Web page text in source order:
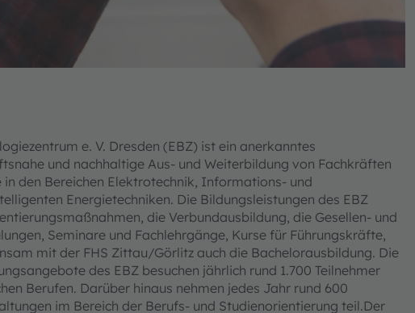
e. V. Dresden (EBZ) ist ein anerkanntes
und nachhaltige Aus- und Weiterbildung von Fachkräften
den Bereichen Elektrotechnik, Informations- und
Energietechniken. Die Bildungsleistungen des EBZ
die Verbundausbildung, die Gesellen- und
Seminare und Fachlehrgänge, Kurse für Führungskräfte,
mit der FHS Zittau/Görlitz auch die Bachelorausbildung. Die
des EBZ besuchen jährlich rund 1.700 Teilnehmer
Berufen. Darüber hinaus nehmen jedes Jahr rund 600
im Bereich der Berufs- und Studienorientierung teil.Der